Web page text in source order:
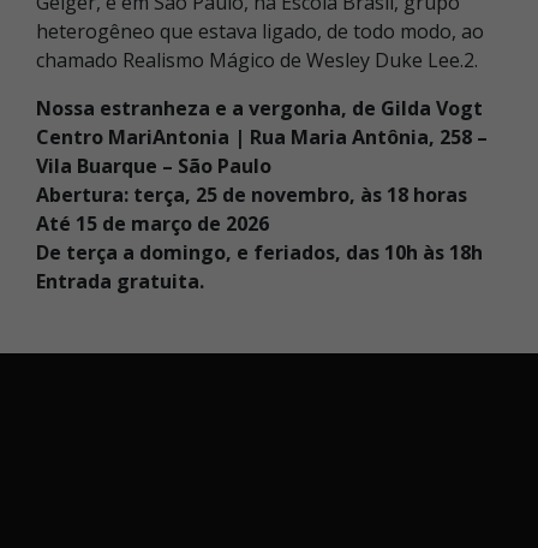
heterogêneo que estava ligado, de todo modo, ao
chamado Realismo Mágico de Wesley Duke Lee.2.
Nossa estranheza e a vergonha, de Gilda Vogt
Centro MariAntonia | Rua Maria Antônia, 258 –
Vila Buarque – São Paulo
Abertura: terça, 25 de novembro, às 18 horas
Até 15 de março de 2026
De terça a domingo, e feriados, das 10h às 18h
Entrada gratuita.